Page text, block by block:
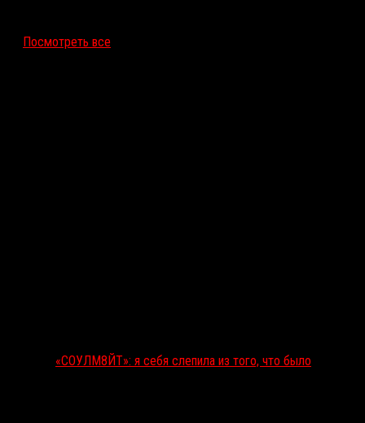
Посмотреть все
«СОУЛМ8ЙТ»: я себя слепила из того, что было